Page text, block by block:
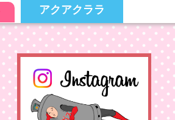
アクアクララ